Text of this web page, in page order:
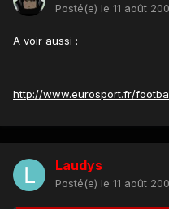
Posté(e) le 11 août
A voir aussi :
http://www.eurosport.fr/
Laudys
Posté(e) le 11 août